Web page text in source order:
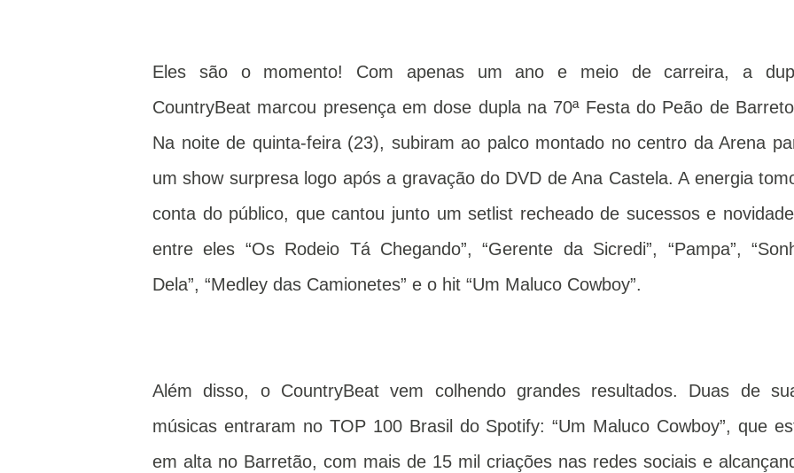
Eles são o momento! Com apenas um ano e meio de carreira, a
CountryBeat marcou presença em dose dupla na 70ª Festa do Peão de
Na noite de quinta-feira (23), subiram ao palco montado no centro da Arena
um show surpresa logo após a gravação do DVD de Ana Castela. A energia
conta do público, que cantou junto um setlist recheado de sucessos e
entre eles “Os Rodeio Tá Chegando”, “Gerente da Sicredi”, “Pampa”,
Dela”, “Medley das Camionetes” e o hit “Um Maluco Cowboy”.
Além disso, o CountryBeat vem colhendo grandes resultados. Duas de
músicas entraram no TOP 100 Brasil do Spotify: “Um Maluco Cowboy”, que
em alta no Barretão, com mais de 15 mil criações nas redes sociais e